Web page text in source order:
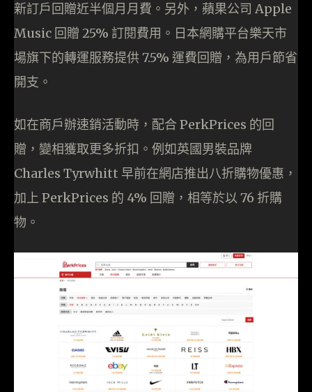
新訂戶回贈近半個月月費。另外，蘋果公司 Apple
Music 回贈 25% 訂閱費用。日本網購平台樂天市
場旗下的轉運服務提供 7.5% 運費回贈，為用戶節省
開支。
如在商戶辦速銷活動時，配合 PerkPrices 的回
贈，變相獲取更多折扣。例如英國男裝品牌
Charles Tyrwhitt 早前在網店推出八折購物優惠，
加上 PerkPrices 的 4% 回贈，相等於以 76 折購
物。